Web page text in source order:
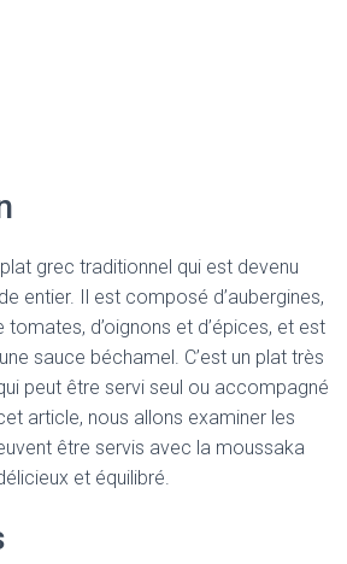
grec traditionnel qui est devenu
entier. Il est composé d’aubergines,
tomates, d’oignons et d’épices, et est
sauce béchamel. C’est un plat très
peut être servi seul ou accompagné
article, nous allons examiner les
être servis avec la moussaka
et équilibré.